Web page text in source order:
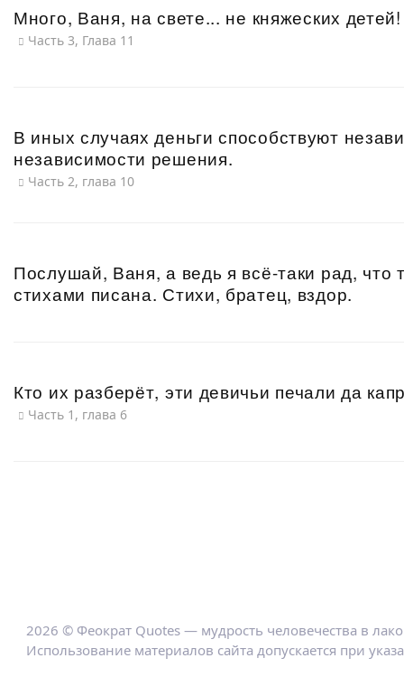
Много, Ваня, на свете... не княжеских
Часть 3, Глава 11
В иных случаях деньги способствуют
независимости решения.
Часть 2, глава 10
Послушай, Ваня, а ведь я всё-таки рад, что
стихами писана. Стихи, братец, вздор.
Кто их разберёт, эти девичьи печали да
Часть 1, глава 6
2026 © Феократ Quotes — мудрость человечества в
Использование материалов сайта допускается при